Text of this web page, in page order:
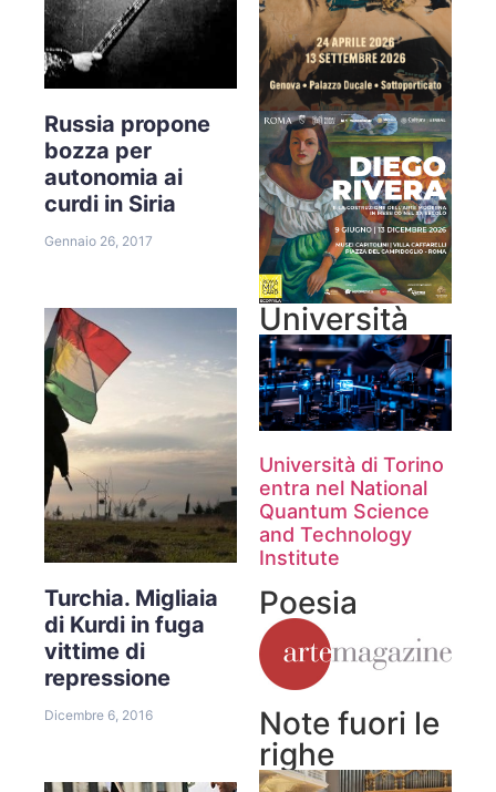
Russia propone
bozza per
autonomia ai
curdi in Siria
Gennaio 26, 2017
Turchia. Migliaia
di Kurdi in fuga
vittime di
repressione
Dicembre 6, 2016
Università
Università di Torino
entra nel National
Quantum Science
and Technology
Institute
Poesia
Note fuori le
righe